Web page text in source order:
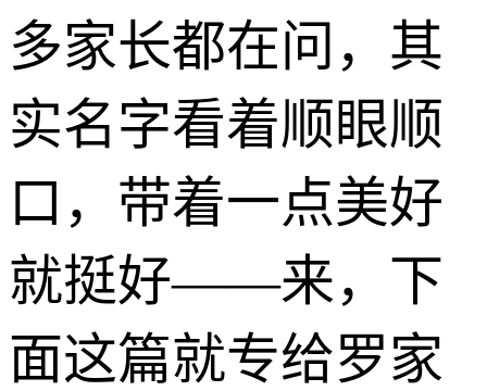
多家长都在问，其
实名字看着顺眼顺
口，带着一点美好
就挺好——来，下
面这篇就专给罗家